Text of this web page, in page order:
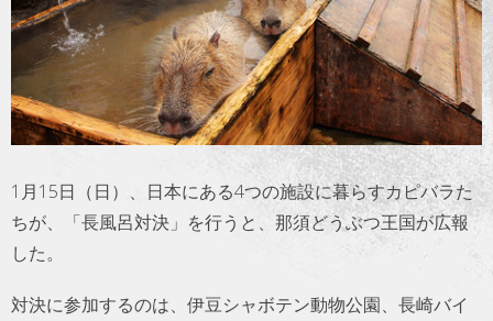
サッカー
PEOPLE
ビジネス
コラム
1月15日（日）、日本にある4つの施設に暮らすカピバラた
ちが、「長風呂対決」を行うと、那須どうぶつ王国が広報
した。
対決に参加するのは、伊豆シャボテン動物公園、長崎バイ